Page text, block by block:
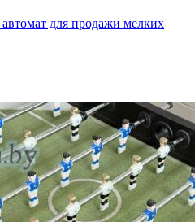
для продажи мелких